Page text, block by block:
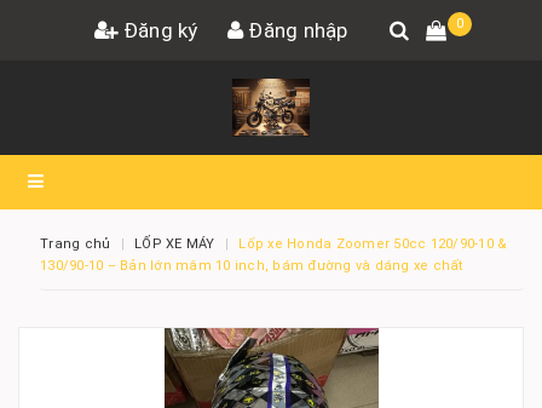
Đăng ký Đăng nhập 0
Trang chủ LỐP XE MÁY
Lốp xe Honda Zoomer 50cc 120/90-10 &
130/90-10 – Bản lớn mâm 10 inch, bám đường và dáng xe chất